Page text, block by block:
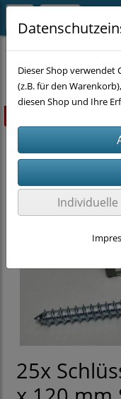
BEFESTIGUNGSTECHNIK
25x
Dieser Shop verwendet
(z.B. für den
diesen Shop und Ihre